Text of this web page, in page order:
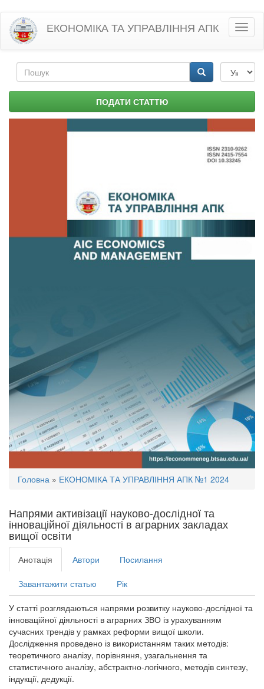
Перейти
основного
матеріалу
ЕКОНОМІКА ТА УПРАВЛІННЯ АПК
Пошукова
форма ПОДАТИ СТАТТЮ
Ви
тут
Головна » ЕКОНОМІКА ТА УПРАВЛІННЯ АПК №1 2024
Напрями активізації науково-дослідної та
інноваційної діяльності в аграрних закладах
вищої освіти
Анотація Автори Посилання
Завантажити статью Рік
У статті розглядаються напрями розвитку науково-дослідної та
інноваційної діяльності в аграрних ЗВО із урахуванням
сучасних трендів у рамках реформи вищої школи.
Дослідження проведено із використанням таких методів:
теоретичного аналізу, порівняння, узагальнення та
статистичного аналізу, абстрактно-логічного, методів синтезу,
індукції, дедукції.